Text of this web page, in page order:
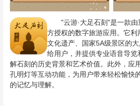
"云游·大足石刻"是一款由
方授权的数字旅游应用。它
文化遗产、国家5A级景区的
给用户，并提供专业语音导览
解石刻的历史背景和艺术价值。此外，应
孔明灯等互动功能，为用户带来轻松愉快
的记忆与理解。